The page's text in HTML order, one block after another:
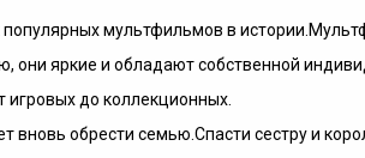
мультфильмов в
они яркие и обладают собственной
до коллекционных.
обрести семью.Спасти сестру и